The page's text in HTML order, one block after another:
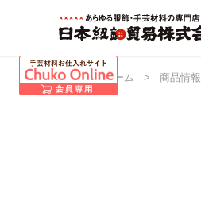
日本紐釦 ホーム > 商品情報